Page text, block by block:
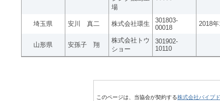
場
埼玉県 安川 真二 株式会社環生
301803-
00018
2018
山形県 安孫子 翔
株式会社トウ
ショー
301902-
10110
このページは、当協会が契約する株式会社パイプ